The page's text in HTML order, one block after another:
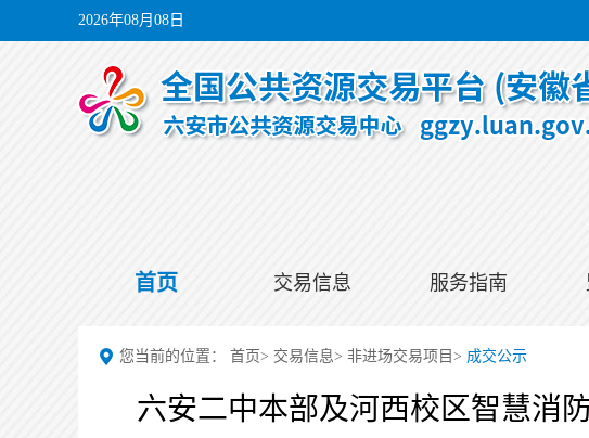
2026年08月08日
首页 交易信息 服务指南
您当前的位置： 首页> 交易信息> 非进场交易项目 > 成交公示
六安二中本部及河西校区智慧消